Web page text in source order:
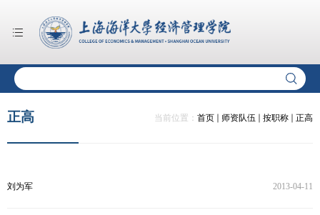
正高 当前位置： 首页 师资队伍 按职称 正高
刘为军 2013-04-11